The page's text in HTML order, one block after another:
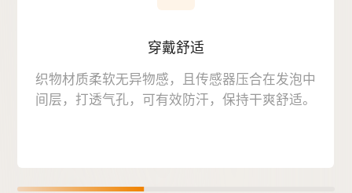
穿戴舒适
织物材质柔软无异物感，且传感器压合在发泡中
间层，打透气孔，可有效防汗，保持干爽舒适。